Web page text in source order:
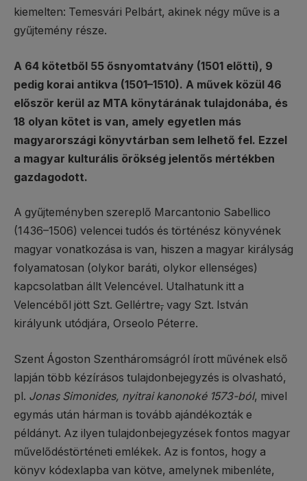
kiemelten: Temesvári Pelbárt, akinek négy műve is a
gyűjtemény része.
A 64 kötetből 55 ősnyomtatvány (1501 előtti), 9
pedig korai antikva (1501–1510). A művek közül 46
először kerül az MTA könytárának tulajdonába, és
18 olyan kötet is van, amely egyetlen más
magyarországi könyvtárban sem lelhető fel. Ezzel
a magyar kulturális örökség jelentős mértékben
gazdagodott.
A gyűjteményben szereplő Marcantonio Sabellico
(1436–1506) velencei tudós és történész könyvének
magyar vonatkozása is van, hiszen a magyar királyság
folyamatosan (olykor baráti, olykor ellenséges)
kapcsolatban állt Velencével. Utalhatunk itt a
Velencéből jött Szt. Gellértre, vagy Szt. István
királyunk utódjára, Orseolo Péterre.
Szent Ágoston Szentháromságról írott művének első
lapján több kézírásos tulajdonbejegyzés is olvasható,
pl. Jonas Simonides, nyitrai kanonoké 1573-ból, mivel
egymás után hárman is tovább ajándékozták e
példányt. Az ilyen tulajdonbejegyzések fontos magyar
művelődéstörténeti emlékek. Az is fontos, hogy a
könyv kódexlapba van kötve, amelynek mibenléte,